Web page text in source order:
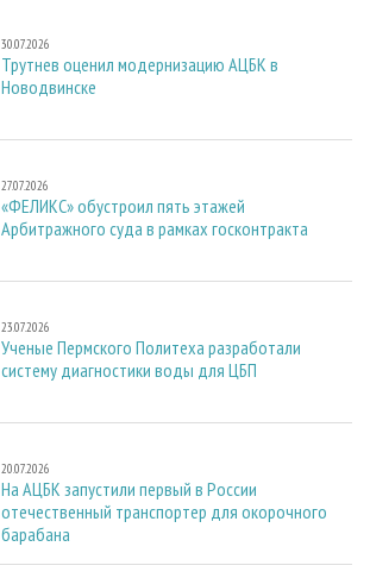
30.07.2026
Трутнев оценил модернизацию АЦБК в
Новодвинске
27.07.2026
«ФЕЛИКС» обустроил пять этажей
Арбитражного суда в рамках госконтракта
23.07.2026
Ученые Пермского Политеха разработали
систему диагностики воды для ЦБП
20.07.2026
На АЦБК запустили первый в России
отечественный транспортер для окорочного
барабана